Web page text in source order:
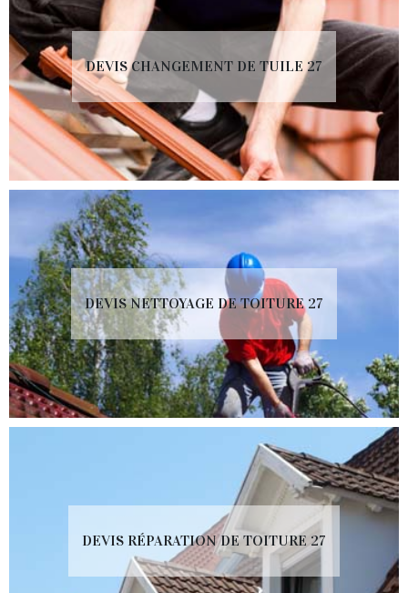
DEVIS CHANGEMENT DE TUILE 27
DEVIS NETTOYAGE DE TOITURE 27
DEVIS RÉPARATION DE TOITURE 27